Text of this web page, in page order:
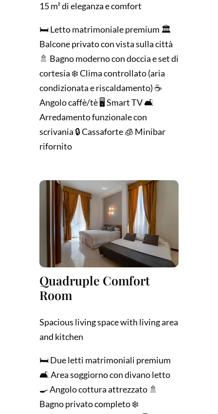
15 m² di eleganza e comfort
🛏️ Letto matrimoniale premium 🏛️
Balcone privato con vista sulla città
🚿 Bagno moderno con doccia e set di
cortesia ❄️ Clima controllato (aria
condizionata e riscaldamento) ☕
Angolo caffè/tè 🖥️ Smart TV 🛋️
Arredamento funzionale con
scrivania 🔒 Cassaforte 🧊 Minibar
rifornito
Quadruple Comfort
Room
Spacious living space with living area
and kitchen
🛏️ Due letti matrimoniali premium
🛋️ Area soggiorno con divano letto
🍳 Angolo cottura attrezzato 🚿
Bagno privato completo ❄️